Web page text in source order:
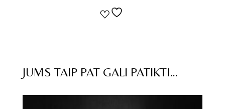
JUMS TAIP PAT GALI PATIKTI…